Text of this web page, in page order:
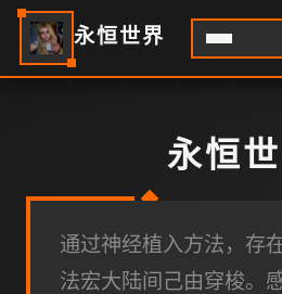
永恒世界
永恒
通过神经植入方法，存
法宏大陆间己由穿梭。